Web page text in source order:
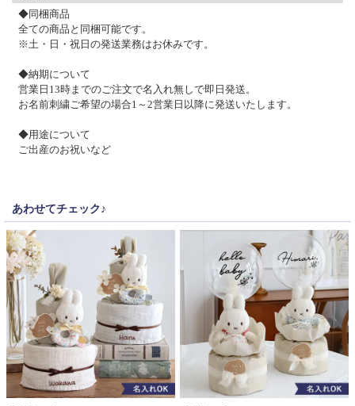
◆同梱商品
全ての商品と同梱可能です。
※土・日・祝日の発送業務はお休みです。
◆納期について
営業日13時までのご注文で名入れ無しで即日発送。
お名前刺繍ご希望の場合1～2営業日以降に発送いたします。
◆用途について
ご出産のお祝いなど
あわせてチェック♪